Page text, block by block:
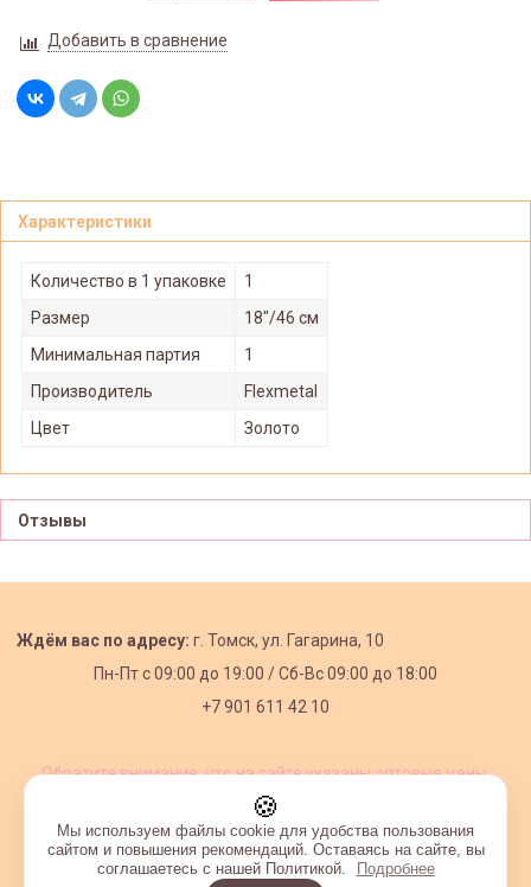
Добавить в сравнение
Характеристики
Количество в 1 упаковке
1
Размер
18"/46 см
Минимальная партия
1
Производитель
Flexmetal
Цвет
Золото
Отзывы
Ждём вас по адресу: г. Томск, ул. Гагарина, 10
Пн-Пт с09:00 до 19:00 /Сб-Вс 09:00 до 18:00
+7 901 611 42 10
Обратите внимание, что на сайте указаны оптовые цены,
🍪
Мы используем файлы cookie для удобства пользования
сайтом и повышения рекомендаций. Оставаясь на сайте, вы
соглашаетесь с нашей Политикой.
Подробнее